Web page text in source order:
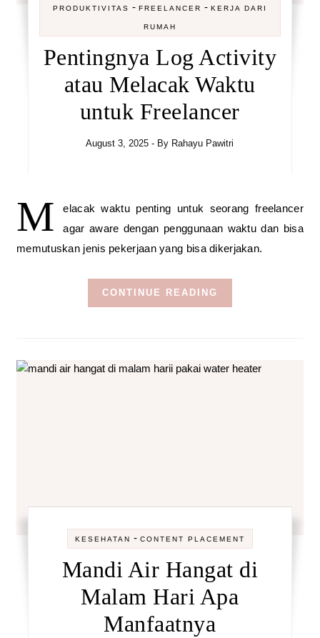
PRODUKTIVITAS - FREELANCER - KERJA DARI
RUMAH
Pentingnya Log Activity
atau Melacak Waktu
untuk Freelancer
August 3, 2025 - By Rahayu Pawitri
M
elacak waktu penting untuk seorang freelancer
agar aware dengan penggunaan waktu dan bisa
memutuskan jenis pekerjaan yang bisa dikerjakan.
CONTINUE READING
KESEHATAN - CONTENT PLACEMENT
Mandi Air Hangat di
Malam Hari Apa
Manfaatnya